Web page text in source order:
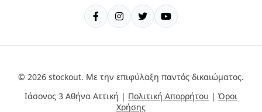
© 2026 stockout. Με την επιφύλαξη παντός δικαιώματος.
Ιάσονος 3 Αθήνα Αττική | Πολιτική Απορρήτου | Όροι
Χρήσης